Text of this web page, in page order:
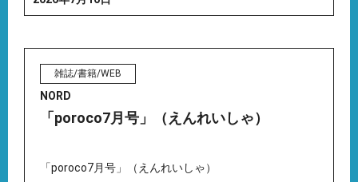
雑誌/書籍/WEB
NORD
「poroco7月号」（えんれいしゃ）
「poroco7月号」（えんれいしゃ）